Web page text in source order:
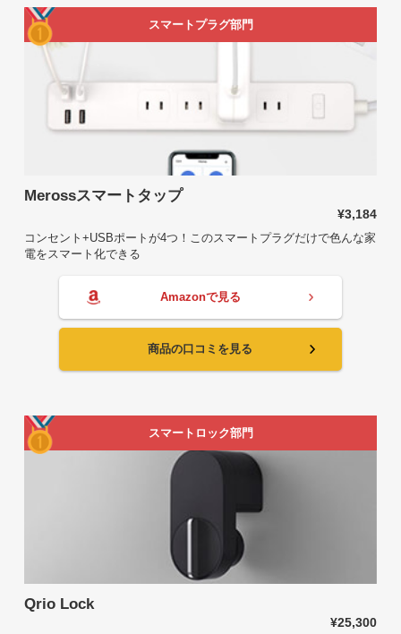
スマートプラグ部門
Merossスマートタップ
¥3,184
コンセント+USBポートが4つ！このスマートプラグだけで色んな家
電をスマート化できる
Amazonで見る
商品の口コミを見る
スマートロック部門
Qrio Lock
¥25,300